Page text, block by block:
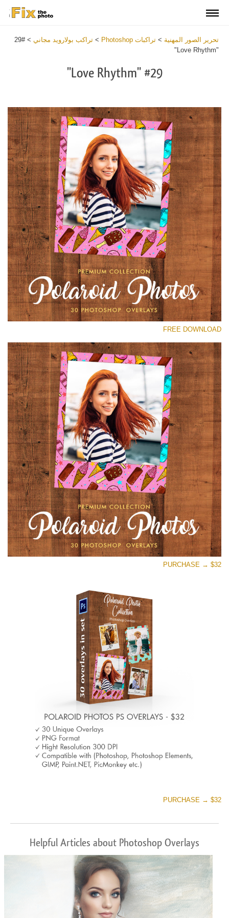
تحرير الصور المهنية > تراكبات Photoshop > تراكب بولارويد مجاني >
#29
"Love Rhythm"
#29 "Love Rhythm"
رجاء اختر
Free Polaroid Overlay #29
Small 800*1027px
Polaroid Photos
(30 Overlays)
Luxury Wedding
(373 Overlays)
Large 6000*4000px
Entire Collection
Large 6000*4000px
تنزيل مجاني
Download
Free
FREE DOWNLOAD
PURCHASE → $32
PURCHASE → $32
Helpful Articles about Photoshop Overlays